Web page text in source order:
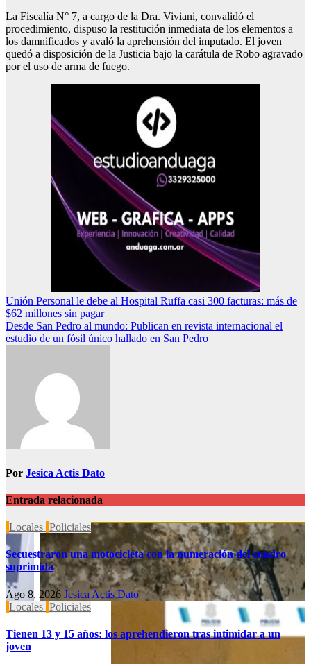
La Fiscalía N° 7, a cargo de la Dra. Viviani, convalidó el
procedimiento, dispuso la restitución inmediata de los elementos a
los damnificados y avaló la aprehensión del imputado. El joven
quedó a disposición de la Justicia bajo la carátula de Robo agravado
por el uso de arma de fuego.
Navegación
de
entradas
Unión Personal le debe al Hospital Ruffa casi 300 facturas: más de
$62 millones sin pagar
Desde San Pedro al mundo: Publican en revista internacional el
estudio de un fósil único hallado en San Pedro
Por Jesica Actis Dato
Entrada relacionada
Locales Policiales
Secuestraron una motocicleta con la numeración del cuadro
suprimida
Ago 8, 2026 Jesica Actis Dato
Locales Policiales
Tienen 13 y 15 años: los aprehendieron tras intimidar a un
joven